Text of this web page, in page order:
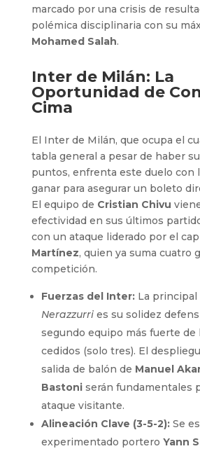
marcado por una crisis de
polémica disciplinaria con su
Mohamed Salah.
Inter de Milán: La
Oportunidad de
Cima
El Inter de Milán, que ocupa el
tabla general a pesar de haber
puntos, enfrenta este duelo con
ganar para asegurar un boleto
El equipo de Cristian Chivu
efectividad en sus últimos
con un ataque liderado por el
Martínez, quien ya suma cuatro
competición.
Fuerzas del Inter:La principal
Nerazzurries su solidez
segundo equipo más fuerte de
cedidos (solo tres). El
salida de balón de Manuel
Bastoniserán fundamentales
ataque visitante.
Alineación Clave (3-5-2):Se
experimentado portero Yann